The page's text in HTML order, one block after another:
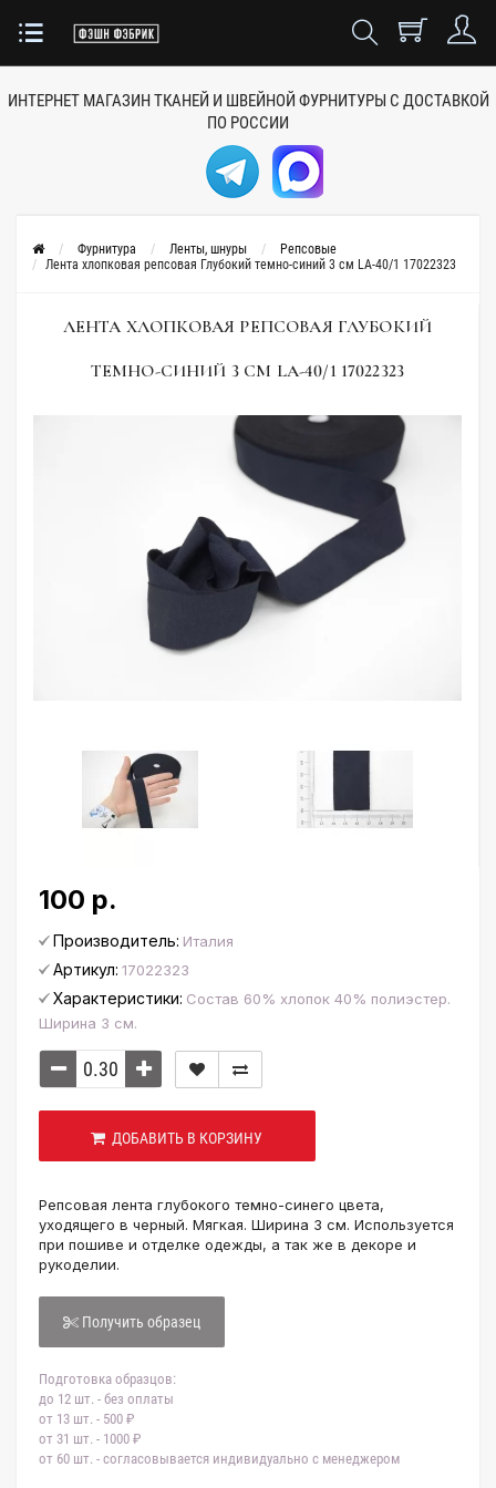
ИНТЕРНЕТ МАГАЗИН ТКАНЕЙ И ШВЕЙНОЙ ФУРНИТУРЫ С ДОСТАВКОЙ
ПО РОССИИ
Фурнитура Ленты, шнуры
Репсовые
Лента хлопковая репсовая Глубокий темно-синий 3 см LA-40/1 17022323
ЛЕНТА ХЛОПКОВАЯ РЕПСОВАЯ ГЛУБОКИЙ
ТЕМНО-СИНИЙ 3 СМ LA-40/1 17022323
100 р.
Производитель: Италия
Артикул: 17022323
Характеристики: Состав 60% хлопок 40% полиэстер.
Ширина 3 см.
ДОБАВИТЬ В КОРЗИНУ
Репсовая лента глубокого темно-синего цвета,
уходящего в черный. Мягкая. Ширина 3 см. Используется
при пошиве и отделке одежды, а так же в декоре и
рукоделии.
Получить образец
Подготовка образцов:
до 12 шт. - без оплаты
от 13 шт. - 500 ₽
от 31 шт. - 1000 ₽
от 60 шт. - согласовывается индивидуально с менеджером